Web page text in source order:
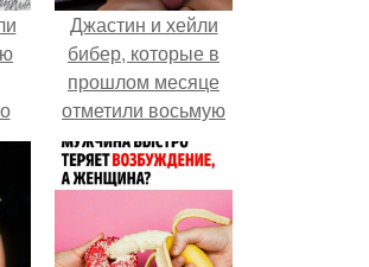
Джастин и хейли
бибер, которые в
прошлом месяце
отметили восьмую
годовщину
помолвки, показали
новые фото с
совместного
отдыха.